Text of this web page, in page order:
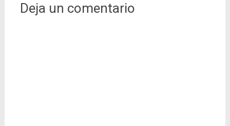
Deja un comentario